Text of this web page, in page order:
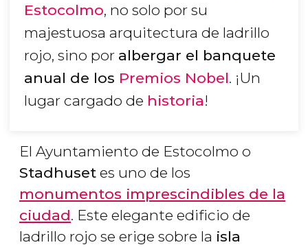
Estocolmo, no solo por su
majestuosa arquitectura de ladrillo
rojo, sino por albergar el banquete
anual de los Premios Nobel. ¡Un
lugar cargado de historia!
El Ayuntamiento de Estocolmo o
Stadhuset es uno de los
monumentos imprescindibles de la
ciudad. Este elegante edificio de
ladrillo rojo se erige sobre la isla